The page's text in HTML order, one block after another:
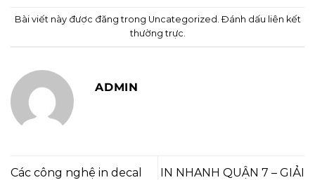
Bài viết này được đăng trong Uncategorized . Đánh dấu liên kết
thường trực
ADMIN
Các công nghệ in decal
IN NHANH QUẬN 7 – GIẢI